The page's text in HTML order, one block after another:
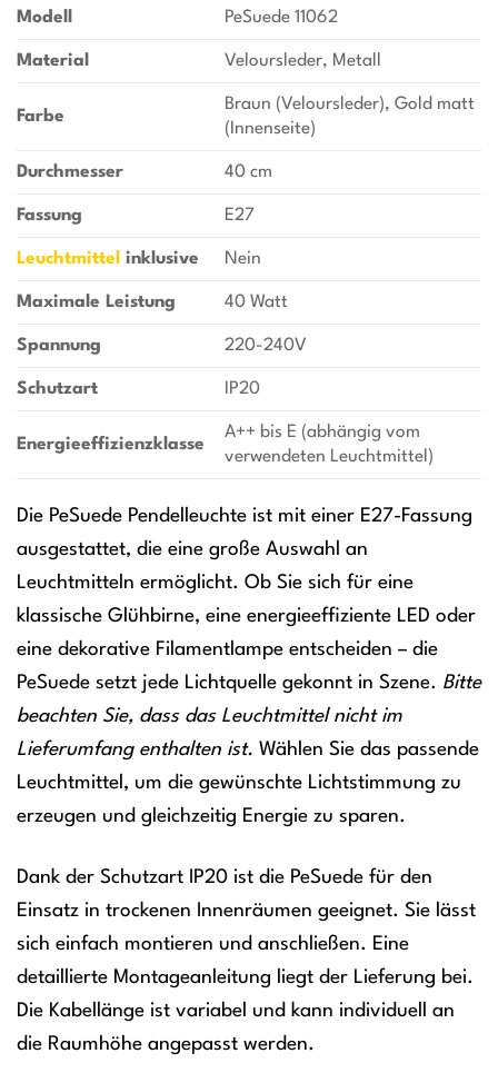
Modell PeSuede 11062
Material Veloursleder, Metall
Farbe
Braun (Veloursleder), Gold matt
(Innenseite)
Durchmesser 40 cm
Fassung E27
Leuchtmittel inklusive Nein
Maximale Leistung 40 Watt
Spannung 220-240V
Schutzart IP20
Energieeffizienzklasse
A++ bis E (abhängig vom
verwendeten Leuchtmittel)
Die PeSuede Pendelleuchte ist mit einer E27-Fassung
ausgestattet, die eine große Auswahl an
Leuchtmitteln ermöglicht. Ob Sie sich für eine
klassische Glühbirne, eine energieeffiziente LED oder
eine dekorative Filamentlampe entscheiden – die
PeSuede setzt jede Lichtquelle gekonnt in Szene. Bitte
beachten Sie, dass das Leuchtmittel nicht im
Lieferumfang enthalten ist. Wählen Sie das passende
Leuchtmittel, um die gewünschte Lichtstimmung zu
erzeugen und gleichzeitig Energie zu sparen.
Dank der Schutzart IP20 ist die PeSuede für den
Einsatz in trockenen Innenräumen geeignet. Sie lässt
sich einfach montieren und anschließen. Eine
detaillierte Montageanleitung liegt der Lieferung bei.
Die Kabellänge ist variabel und kann individuell an
die Raumhöhe angepasst werden.